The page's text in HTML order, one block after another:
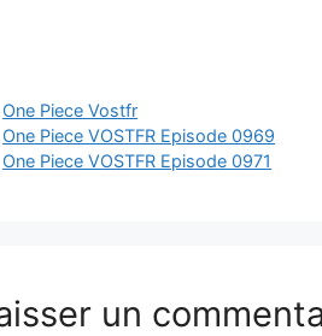
Catégories
One Piece Vostfr
One Piece VOSTFR Episode 0969
One Piece VOSTFR Episode 0971
un